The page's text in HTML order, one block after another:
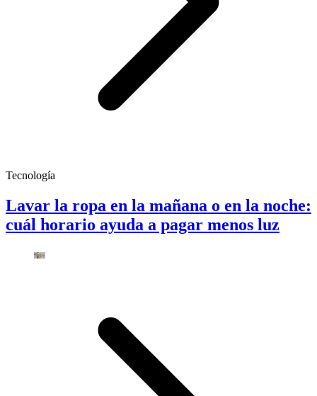
Tecnología
Lavar la ropa en la mañana o en la noche:
cuál horario ayuda a pagar menos luz